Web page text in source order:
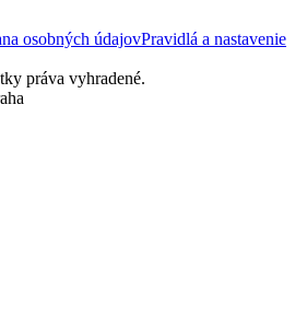
osobných údajovPravidlá a nastavenie
práva vyhradené.